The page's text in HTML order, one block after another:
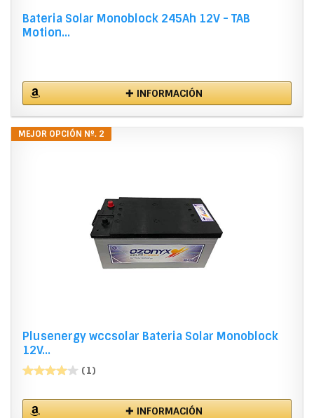
Bateria Solar Monoblock 245Ah 12V - TAB
Motion...
✚ INFORMACIÓN
MEJOR OPCIÓN Nº. 2
Plusenergy wccsolar Bateria Solar Monoblock
12V...
(1)
✚ INFORMACIÓN